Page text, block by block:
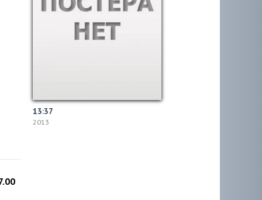
13:37
2013